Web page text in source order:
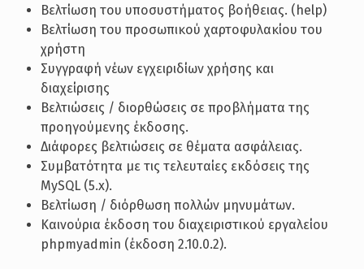
Βελτίωση του υποσυστήματος βοήθειας. (help)
Βελτίωση του προσωπικού χαρτοφυλακίου του
χρήστη
Συγγραφή νέων εγχειριδίων χρήσης και
διαχείρισης
Βελτιώσεις / διορθώσεις σε προβλήματα της
προηγούμενης έκδοσης.
Διάφορες βελτιώσεις σε θέματα ασφάλειας.
Συμβατότητα με τις τελευταίες εκδόσεις της
MySQL (5.x).
Βελτίωση / διόρθωση πολλών μηνυμάτων.
Καινούρια έκδοση του διαχειριστικού εργαλείου
phpmyadmin (έκδοση 2.10.0.2).